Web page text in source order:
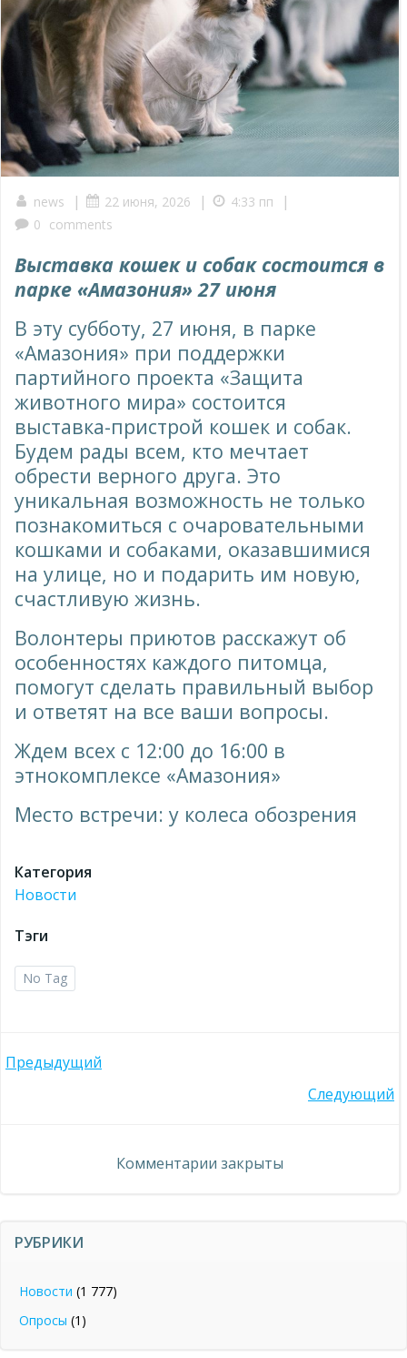
news | 22 июня, 2026 | 4:33 пп |
0 comments
Выставка кошек и собак состоится в
парке «Амазония» 27 июня
В эту субботу, 27 июня, в парке
«Амазония» при поддержки
партийного проекта «Защита
животного мира» состоится
выставка-пристрой кошек и собак.
Будем рады всем, кто мечтает
обрести верного друга. Это
уникальная возможность не только
познакомиться с очаровательными
кошками и собаками, оказавшимися
на улице, но и подарить им новую,
счастливую жизнь.
Волонтеры приютов расскажут об
особенностях каждого питомца,
помогут сделать правильный выбор
и ответят на все ваши вопросы.
Ждем всех с 12:00 до 16:00 в
этнокомплексе «Амазония»
Место встречи: у колеса обозрения
Категория
Новости
Тэги
No Tag
Навигация
записям
Предыдущий
Следующий
Комментарии закрыты
РУБРИКИ
Новости (1 777)
Опросы (1)